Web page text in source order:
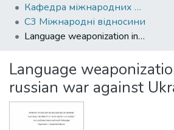
All of DSpace
Кафедра міжнародних відносин
С3 Міжнародні відносини
Language weaponization in the russian war against Ukraine
Language
russian war against